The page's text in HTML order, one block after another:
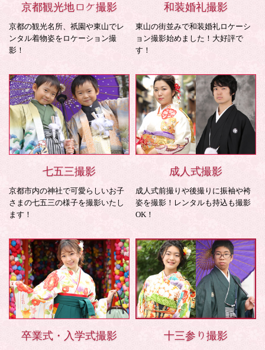
京都観光地ロケ撮影
京都の観光名所、祇園や東山でレ
ンタル着物姿をロケーション撮
影！
和装婚礼撮影
東山の街並みで和装婚礼ロケーシ
ョン撮影始めました！大好評で
す！
七五三撮影
京都市内の神社で可愛らしいお子
さまの七五三の様子を撮影いたし
ます！
成人式撮影
成人式前撮りや後撮りに振袖や袴
姿を撮影！レンタルも持込も撮影
OK！
卒業式・入学式撮影 十三参り撮影